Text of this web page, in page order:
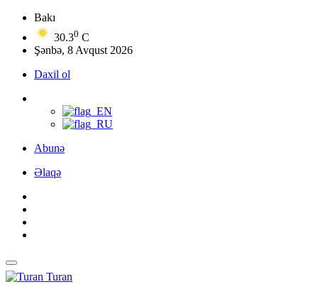
Bakı
30.30 C
Şənbə, 8 Avqust 2026
Daxil ol
Abunə
Əlaqə
Turan